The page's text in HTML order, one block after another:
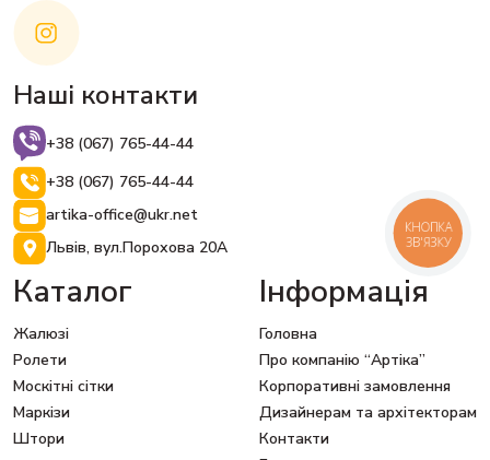
Наші контакти
+38 (067) 765-44-44
+38 (067) 765-44-44
artika-office@ukr.net
Львів, вул.Порохова 20А
Каталог
Жалюзі
Ролети
Москітні сітки
Маркізи
Штори
Інформація
Головна
Про компанію “Артіка”
Корпоративні замовлення
Дизайнерам та архітекторам
Контакти
КНОПКА
ЗВ'ЯЗКУ